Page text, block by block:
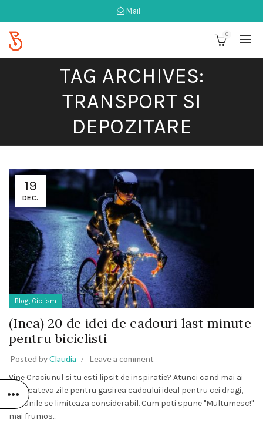
Mail
0
TAG ARCHIVES:
TRANSPORT SI
DEPOZITARE
19
DEC.
Blog, Ciclism
(Inca) 20 de idei de cadouri last minute
pentru biciclisti
Posted byClaudia
Leave a comment
Vine Craciunul si tu esti lipsit de inspiratie? Atunci cand mai ai
doar cateva zile pentru gasirea cadoului ideal pentru cei dragi,
optiunile se limiteaza considerabil. Cum poti spune "Multumesc!"
mai frumos...